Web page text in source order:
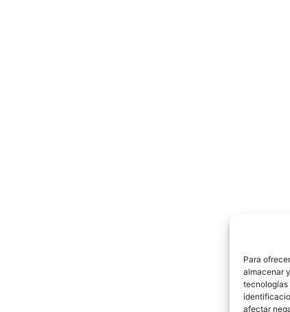
Para
almacenar
tecnologías
afectar